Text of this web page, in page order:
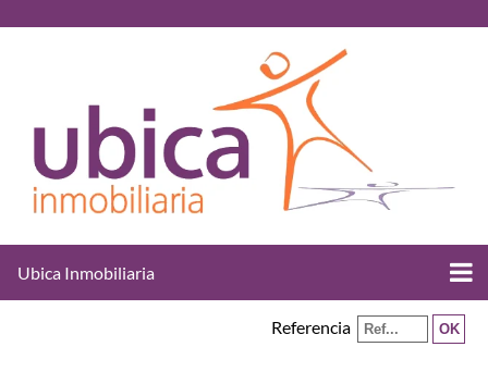
Ubica Inmobiliaria
Referencia